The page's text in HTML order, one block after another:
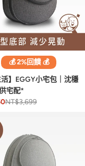
💰 2%回饋 💰
活】EGGY小宅包｜沈穩
宅配*
NT$3,699